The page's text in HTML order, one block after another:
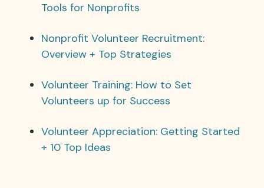
Tools for Nonprofits
Nonprofit Volunteer Recruitment:
Overview + Top Strategies
Volunteer Training: How to Set
Volunteers up for Success
Volunteer Appreciation: Getting Started
+ 10 Top Ideas